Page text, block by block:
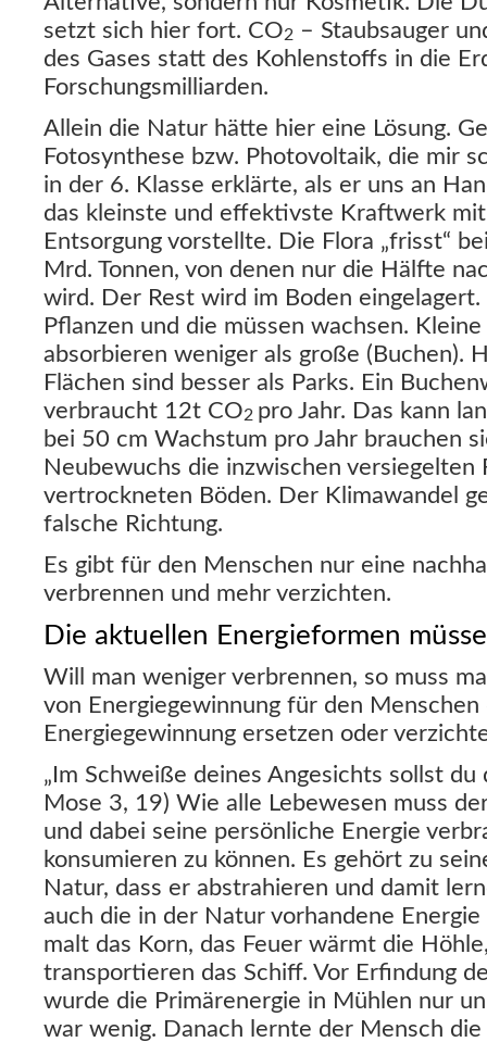
setzt sich hier fort. CO2 – Staubsauger
des Gases statt des Kohlenstoffs in die
Forschungsmilliarden.
Allein die Natur hätte hier eine Lösung.
Fotosynthese bzw. Photovoltaik, die mir
in der 6. Klasse erklärte, als er uns an
das kleinste und effektivste Kraftwerk
Entsorgung vorstellte. Die Flora „frisst“
Mrd. Tonnen, von denen nur die Hälfte
wird. Der Rest wird im Boden
Pflanzen und die müssen wachsen.
absorbieren weniger als große (Buchen).
Flächen sind besser als Parks. Ein
verbraucht 12t CO2 pro Jahr. Das kann
bei 50 cm Wachstum pro Jahr brauchen
Neubewuchs die inzwischen versiegelten
vertrockneten Böden. Der Klimawandel
falsche Richtung.
Es gibt für den Menschen nur eine
verbrennen und mehr verzichten.
Die aktuellen Energieformen
Will man weniger verbrennen, so muss
von Energiegewinnung für den
Energiegewinnung ersetzen oder
„Im Schweiße deines Angesichts sollst du
Mose 3, 19) Wie alle Lebewesen muss
und dabei seine persönliche Energie
konsumieren zu können. Es gehört zu
Natur, dass er abstrahieren und damit
auch die in der Natur vorhandene
malt das Korn, das Feuer wärmt die
transportieren das Schiff. Vor Erfindung
wurde die Primärenergie in Mühlen nur
war wenig. Danach lernte der Mensch